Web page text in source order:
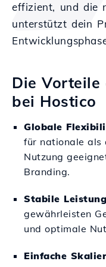
effizient, und die
unterstützt dein
Die Vorteile
bei Hostico
Globale
für nationale als
Nutzung
Branding.
Stabile Leistung
gewährleisten
und optimale
Einfache